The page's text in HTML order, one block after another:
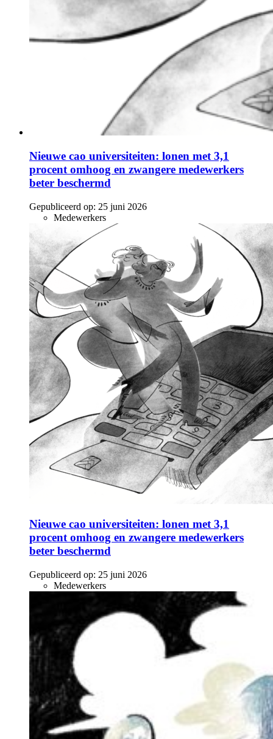
Nieuwe cao universiteiten: lonen met 3,1
procent omhoog en zwangere medewerkers
beter beschermd
Gepubliceerd op: 25 juni 2026
Medewerkers
Nieuwe cao universiteiten: lonen met 3,1
procent omhoog en zwangere medewerkers
beter beschermd
Gepubliceerd op: 25 juni 2026
Medewerkers